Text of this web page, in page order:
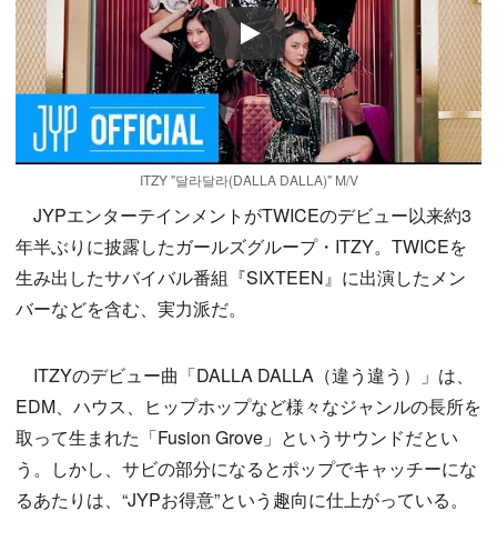
Play
ITZY "달라달라(DALLA DALLA)" M/V
JYPエンターテインメントがTWICEのデビュー以来約3
年半ぶりに披露したガールズグループ・ITZY。TWICEを
生み出したサバイバル番組『SIXTEEN』に出演したメン
バーなどを含む、実力派だ。
ITZYのデビュー曲「DALLA DALLA（違う違う）」は、
EDM、ハウス、ヒップホップなど様々なジャンルの長所を
取って生まれた「Fusion Grove」というサウンドだとい
う。しかし、サビの部分になるとポップでキャッチーにな
るあたりは、“JYPお得意”という趣向に仕上がっている。